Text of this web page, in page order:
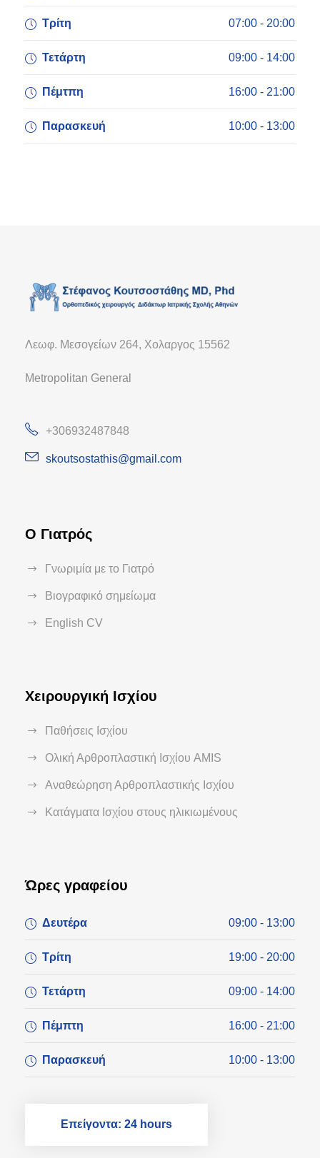
Τρίτη 07:00 - 20:00
Τετάρτη 09:00 - 14:00
Πέμτπη 16:00 - 21:00
Παρασκευή 10:00 - 13:00
Λεωφ. Μεσογείων 264, Χολαργος 15562
Metropolitan General
+306932487848
skoutsostathis@gmail.com
Ο Γιατρός
Γνωριμία με το Γιατρό
Βιογραφικό σημείωμα
English CV
Χειρουργική Ισχίου
Παθήσεις Ισχίου
Ολική Αρθροπλαστική Ισχίου AMIS
Αναθεώρηση Αρθροπλαστικής Ισχίου
Κατάγματα Ισχίου στους ηλικιωμένους
Ώρες γραφείου
Δευτέρα 09:00 - 13:00
Τρίτη 19:00 - 20:00
Τετάρτη 09:00 - 14:00
Πέμπτη 16:00 - 21:00
Παρασκευή 10:00 - 13:00
Επείγοντα: 24 hours